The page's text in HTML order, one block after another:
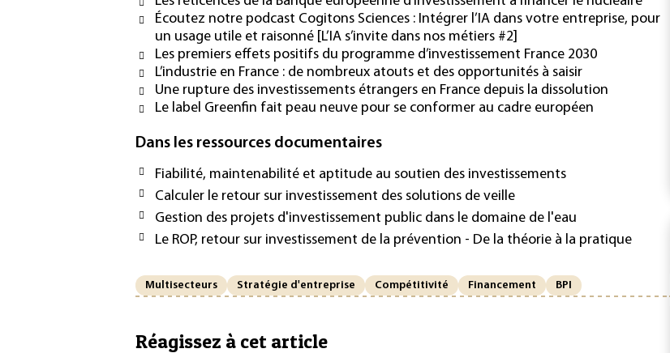
Écoutez notre podcast Cogitons Sciences : Intégrer l’IA dans votre entreprise, pour
un usage utile et raisonné [L’IA s’invite dans nos métiers #2]
Les premiers effets positifs du programme d’investissement France 2030
L’industrie en France : de nombreux atouts et des opportunités à saisir
Une rupture des investissements étrangers en France depuis la dissolution
Le label Greenfin fait peau neuve pour se conformer au cadre européen
Dans les ressources documentaires
Fiabilité, maintenabilité et aptitude au soutien des investissements
Calculer le retour sur investissement des solutions de veille
Gestion des projets d'investissement public dans le domaine de l'eau
Le ROP, retour sur investissement de la prévention - De la théorie à la pratique
Multisecteurs Stratégie d'entreprise Compétitivité Financement BPI
Réagissez à cet article